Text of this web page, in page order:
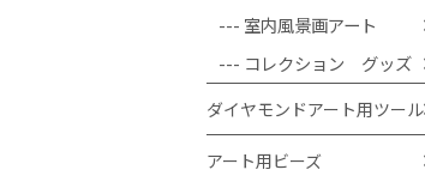
--- 室内風景画アート
--- コレクション グッズ
ダイヤモンドアート用ツール
アート用ビーズ